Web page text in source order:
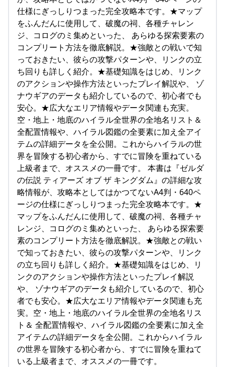
仕様にぎっしりつまった完全攻略本です。★マップ
をふんだんに使用して、破魔の祠、各種チャレン
ジ、コログのミ集めといった、 あらゆる探索要素の
コンプリート方法を徹底解説。★強敵との戦いで知
っておきたい、彼らの攻撃パターンや、リンクの立
ち回りも詳しく紹介。★基礎知識をはじめ、リンク
のアクションや操作方法といったプレイ解説や、 ゾ
ナウギアのデータも紹介しているので、初心者でも
安心。★広大なエリア情報やデータ関連も充実。
空・地上・地底のハイラル全世界の全地名リスト＆
全配置情報や、ハイラル図鑑の全要素に加え全アイ
テムの詳細データを全公開。これからハイラルの世
界を冒険する初心者から、すでに冒険を重ねている
上級者まで、オススメの一冊です。 本書は『ゼルダ
の伝説 ティアーズ オブ ザ キングダム』の詳細な攻
略情報が、攻略本としてはかつてないA4判・640ペ
ージの仕様にぎっしりつまった完全攻略本です。★
マップをふんだんに使用して、破魔の祠、各種チャ
レンジ、コログのミ集めといった、 あらゆる探索要
素のコンプリート方法を徹底解説。★強敵との戦い
で知っておきたい、彼らの攻撃パターンや、リンク
の立ち回りも詳しく紹介。★基礎知識をはじめ、リ
ンクのアクションや操作方法といったプレイ解説
や、 ゾナウギアのデータも紹介しているので、初心
者でも安心。★広大なエリア情報やデータ関連も充
実。空・地上・地底のハイラル全世界の全地名リス
ト＆ 全配置情報や、ハイラル図鑑の全要素に加え全
アイテムの詳細データを全公開。これからハイラル
の世界を冒険する初心者から、すでに冒険を重ねて
いる上級者まで、オススメの一冊です。